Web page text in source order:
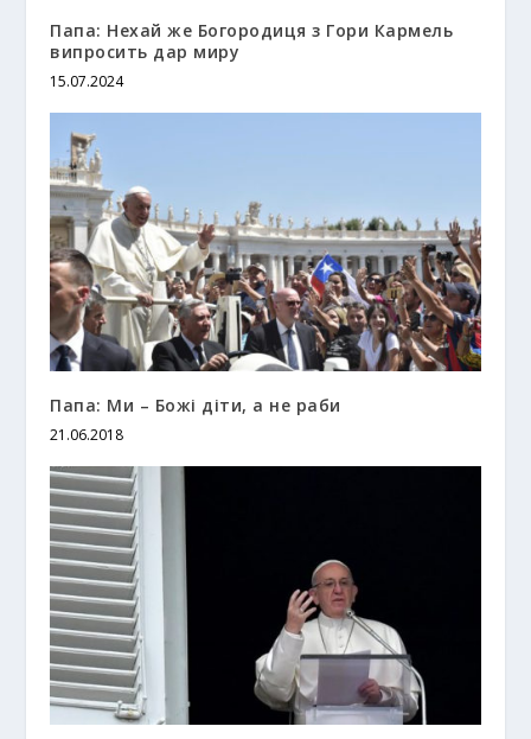
Папа: Нехай же Богородиця з Гори Кармель
випросить дар миру
15.07.2024
Папа: Ми – Божі діти, а не раби
21.06.2018